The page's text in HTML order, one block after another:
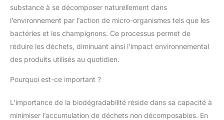
substance à se décomposer naturellement dans
l’environnement par l’action de micro-organismes tels que les
bactéries et les champignons. Ce processus permet de
réduire les déchets, diminuant ainsi l’impact environnemental
des produits utilisés au quotidien.
Pourquoi est-ce important ?
L’importance de la biodégradabilité réside dans sa capacité à
minimiser l’accumulation de déchets non décomposables. En